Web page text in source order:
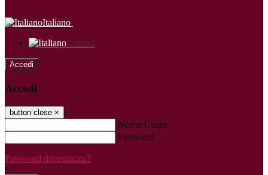
Italiano
Italiano
Accedi
Accedi
button close ×
Nome Utente
Password
Password dimenticata?